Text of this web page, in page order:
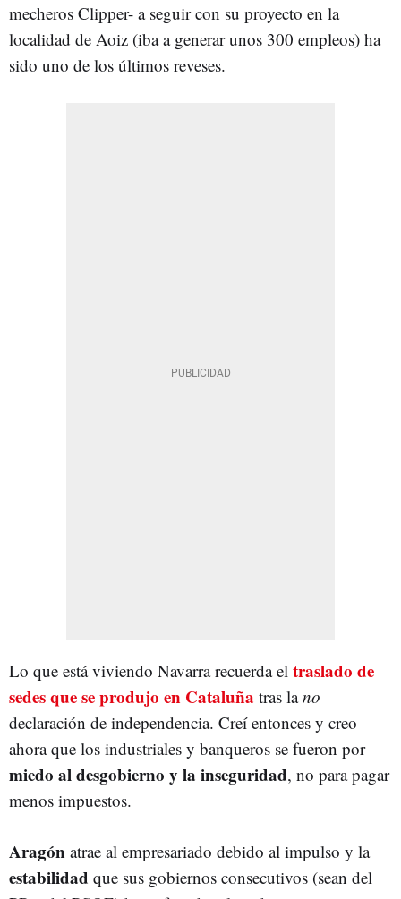
mecheros Clipper- a seguir con su proyecto en la
localidad de Aoiz (iba a generar unos 300 empleos) ha
sido uno de los últimos reveses.
Lo que está viviendo Navarra recuerda el traslado de
sedes que se produjo en Cataluña tras lano
declaración de independencia. Creí entonces y creo
ahora que los industriales y banqueros se fueron por
miedo al desgobierno y la inseguridad, no para pagar
menos impuestos.
Aragón atrae al empresariado debido al impulso y la
estabilidad que sus gobiernos consecutivos (sean del